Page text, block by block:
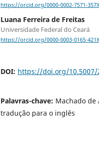
https://orcid.org/0000-0002-7571-357X
Luana Ferreira de Freitas
Universidade Federal do Ceará
https://orcid.org/0000-0003-0165-421X
DOI: https://doi.org/10.5007/
Palavras-chave: Machado de
tradução para o inglês